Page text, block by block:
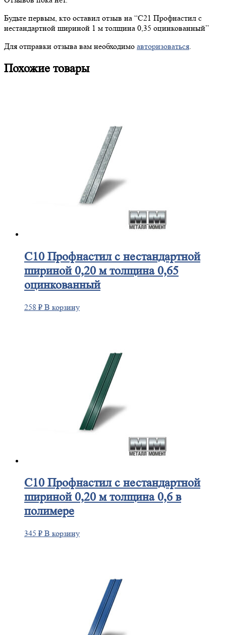
Будьте первым, кто оставил отзыв на “С21 Профнастил с
нестандартной шириной 1 м толщина 0,35 оцинкованный”
Для отправки отзыва вам необходимо авторизоваться.
Похожие товары
С10Профнастил с нестандартной
шириной 0,20 м толщина 0,65
оцинкованный
258 ₽ В корзину
С10Профнастил с нестандартной
шириной 0,20 м толщина 0,6 в
полимере
345 ₽ В корзину